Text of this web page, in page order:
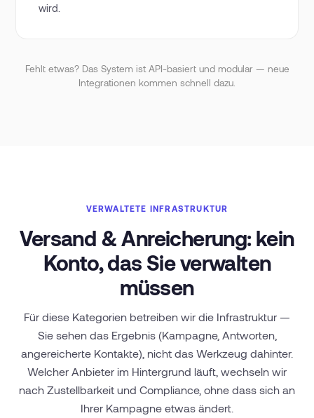
wird.
Fehlt etwas? Das System ist API-basiert und modular — neue
Integrationen kommen schnell dazu.
VERWALTETE INFRASTRUKTUR
Versand & Anreicherung: kein
Konto, das Sie verwalten
müssen
Für diese Kategorien betreiben wir die Infrastruktur —
Sie sehen das Ergebnis (Kampagne, Antworten,
angereicherte Kontakte), nicht das Werkzeug dahinter.
Welcher Anbieter im Hintergrund läuft, wechseln wir
nach Zustellbarkeit und Compliance, ohne dass sich an
Ihrer Kampagne etwas ändert.